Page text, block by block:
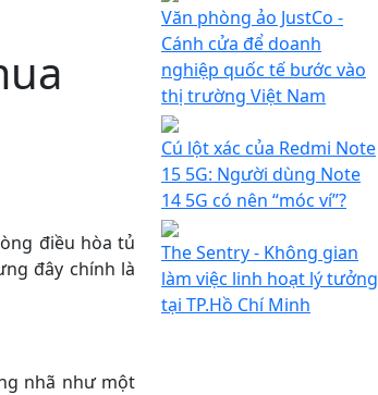
điều hòa tủ
đây chính là
nhã như một
Văn phòng ảo JustCo -
Cánh cửa để doanh
nghiệp quốc tế bước vào
thị trường Việt Nam
Cú lột xác của Redmi Note
15 5G: Người dùng Note
14 5G có nên “móc ví”?
The Sentry - Không gian
làm việc linh hoạt lý tưởng
tại TP.Hồ Chí Minh